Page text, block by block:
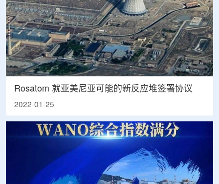
Rosatom 就亚美尼亚可能的新反应堆签署协议
2022-01-25